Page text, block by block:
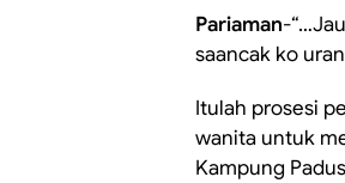
Pariaman-
saancak ko
Itulah prosesi
wanita untuk
Kampung